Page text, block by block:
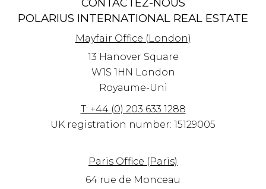
CONTACTEZ-NOUS
POLARIUS INTERNATIONAL REAL ESTATE
Mayfair Office (London)
13 Hanover Square
W1S 1HN London
Royaume-Uni
T: +44 (0) 203 633 1288
UK registration number: 15129005
Paris Office (Paris)
64 rue de Monceau